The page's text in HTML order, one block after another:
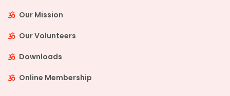
Our Mission
Our Volunteers
Downloads
Online Membership